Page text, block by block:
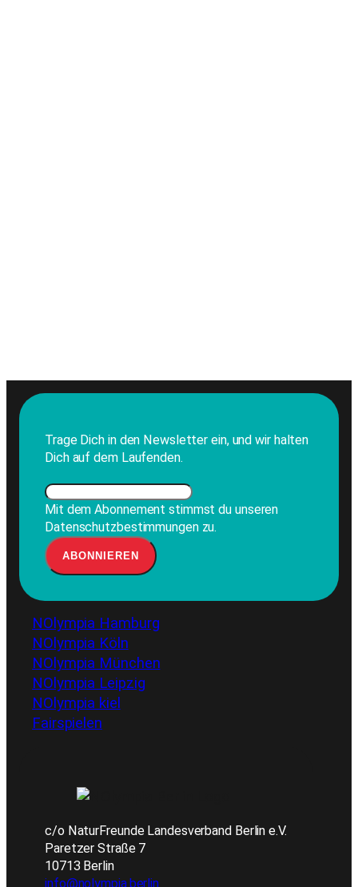
Trage Dich in den Newsletter ein, und wir halten
Dich auf dem Laufenden.
Mit dem Abonnement stimmst du unseren
Datenschutzbestimmungen zu.
NOlympia Hamburg
NOlympia Köln
NOlympia München
NOlympia Leipzig
NOlympia kiel
Fairspielen
c/o NaturFreunde Landesverband Berlin e.V.
Paretzer Straße 7
10713 Berlin
info@nolympia.berlin